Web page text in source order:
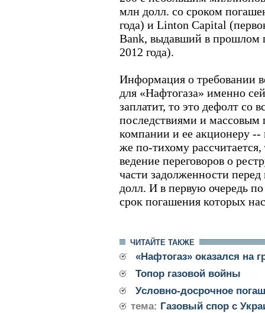
млн долл. со сроком
года) и Linton Capital
Bank, выдавший в прошлом
2012 года).
Информация о требовании
для «Нафтогаза» именно
заплатит, то это дефолт со
последствиями и массовым
компании и ее акционеру --
же по-тихому
ведение переговоров о
части задолженности
долл. И в первую очередь
срок погашения которых
ЧИТАЙТЕ ТАКЖЕ
«Нафтогаз» оказался на
Топор газовой войны
Условно-досрочное
тема: Газовый спор с